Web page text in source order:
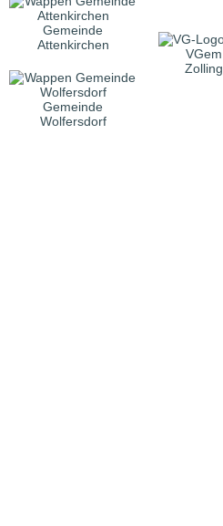
Gemeinde
Attenkirchen
VGem
Zolling
Gemeinde
Wolfersdorf